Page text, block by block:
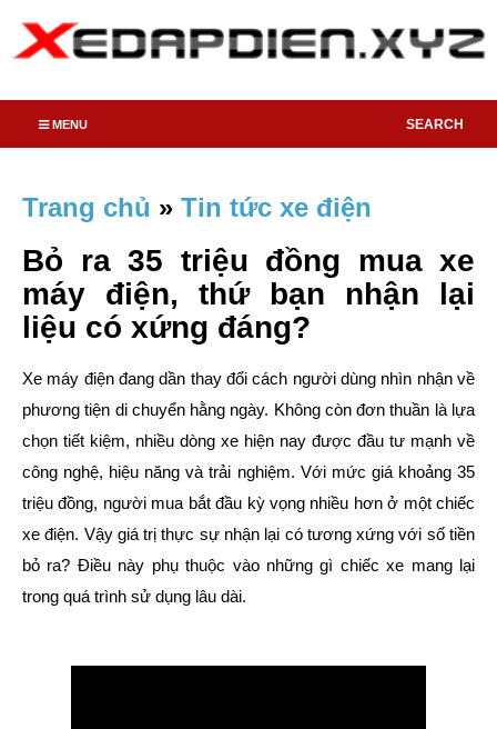
SEARCH
MENU
Trang chủ » Tin tức xe điện
Bỏ ra 35 triệu đồng mua xe
máy điện, thứ bạn nhận lại
liệu có xứng đáng?
Xe máy điện đang dần thay đổi cách người dùng nhìn nhận về
phương tiện di chuyển hằng ngày. Không còn đơn thuần là lựa
chọn tiết kiệm, nhiều dòng xe hiện nay được đầu tư mạnh về
công nghệ, hiệu năng và trải nghiệm. Với mức giá khoảng 35
triệu đồng, người mua bắt đầu kỳ vọng nhiều hơn ở một chiếc
xe điện. Vậy giá trị thực sự nhận lại có tương xứng với số tiền
bỏ ra? Điều này phụ thuộc vào những gì chiếc xe mang lại
trong quá trình sử dụng lâu dài.